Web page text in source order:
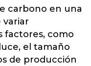
carbono en una
variar
factores, como
el tamaño
de producción